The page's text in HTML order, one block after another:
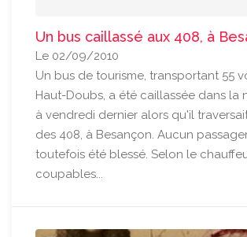
Un bus caillassé aux 408, à
Le 02/09/2010
Un bus de tourisme, transportant 55
Haut-Doubs, a été caillassée dans la
à vendredi dernier alors qu'il
des 408, à Besançon. Aucun
toutefois été blessé. Selon le
coupables...